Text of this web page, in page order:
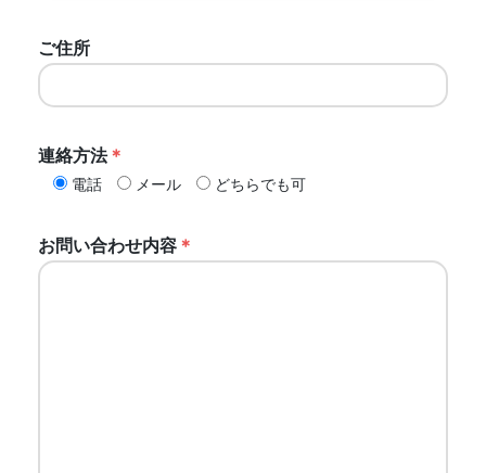
ご住所
連絡方法＊
電話 メール どちらでも可
お問い合わせ内容＊